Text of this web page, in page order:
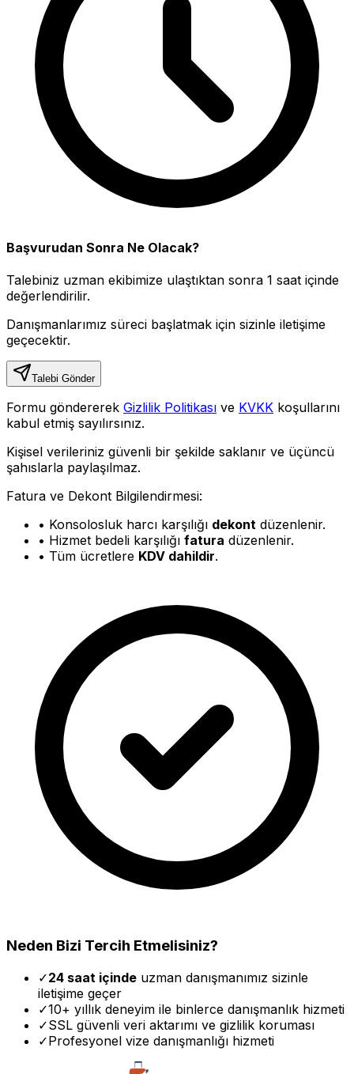
Başvurudan Sonra Ne Olacak?
Talebiniz uzman ekibimize ulaştıktan sonra 1 saat içinde
değerlendirilir.
Danışmanlarımız süreci başlatmak için sizinle iletişime
geçecektir.
Talebi Gönder
Formu göndererek Gizlilik Politikası ve KVKK koşullarını
kabul etmiş sayılırsınız.
Kişisel verileriniz güvenli bir şekilde saklanır ve üçüncü
şahıslarla paylaşılmaz.
Fatura ve Dekont Bilgilendirmesi:
• Konsolosluk harcı karşılığı dekont düzenlenir.
• Hizmet bedeli karşılığı fatura düzenlenir.
• Tüm ücretlere KDV dahildir.
Neden Bizi Tercih Etmelisiniz?
✓24 saat içinde uzman danışmanımız sizinle
iletişime geçer
✓10+ yıllık deneyim ile binlerce danışmanlık hizmeti
✓SSL güvenli veri aktarımı ve gizlilik koruması
✓Profesyonel vize danışmanlığı hizmeti